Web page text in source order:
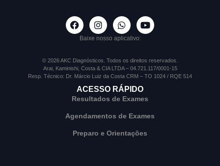
Baixe nosso aplicativo:
© 2026 AKC Diagnósticos. Todos os direitos reservados.
Arai, Kaminishi, Costa & CIA LTDA – 04.721.117/0001-15
Resp. Técnico: Dr. Márcio Luiz da Costa CRM – TO 1024 / RQE 514
ACESSO RÁPIDO
Resultados de Exames
Agendamentos de Exames
Preparo e Orientações